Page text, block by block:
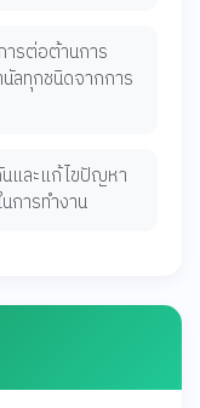
ารต่อต้านการ
ลทุกชนิดจากการ
และแก้ไขปัญหา
การทำงาน